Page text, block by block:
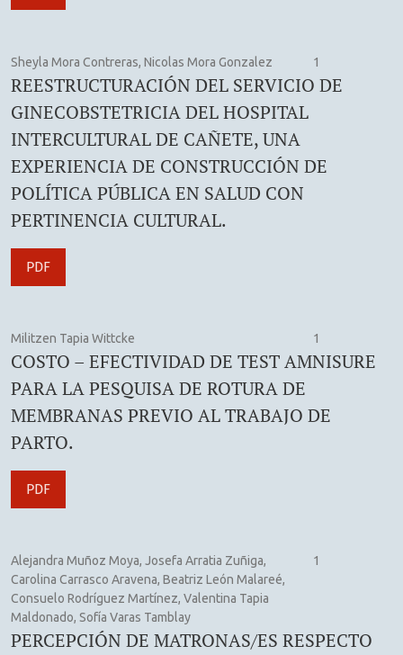
Sheyla Mora Contreras, Nicolas Mora Gonzalez 1
REESTRUCTURACIÓN DEL SERVICIO DE
GINECOBSTETRICIA DEL HOSPITAL
INTERCULTURAL DE CAÑETE, UNA
EXPERIENCIA DE CONSTRUCCIÓN DE
POLÍTICA PÚBLICA EN SALUD CON
PERTINENCIA CULTURAL.
PDF
Militzen Tapia Wittcke 1
COSTO – EFECTIVIDAD DE TEST AMNISURE
PARA LA PESQUISA DE ROTURA DE
MEMBRANAS PREVIO AL TRABAJO DE
PARTO.
PDF
Alejandra Muñoz Moya, Josefa Arratia Zuñiga,
Carolina Carrasco Aravena, Beatriz León Malareé,
Consuelo Rodríguez Martínez, Valentina Tapia
Maldonado, Sofía Varas Tamblay
1
PERCEPCIÓN DE MATRONAS/ES RESPECTO